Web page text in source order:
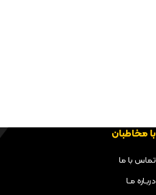
با مخاطبان
تماس با ما
دربـاره مـا